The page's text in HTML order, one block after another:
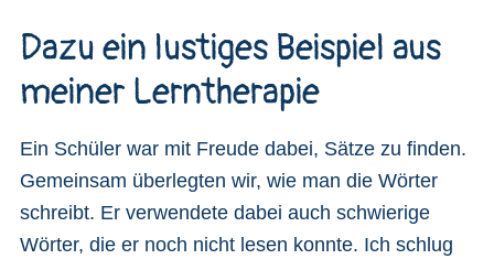
Dazu ein lustiges Beispiel aus
meiner Lerntherapie
Ein Schüler war mit Freude dabei, Sätze zu finden.
Gemeinsam überlegten wir, wie man die Wörter
schreibt. Er verwendete dabei auch schwierige
Wörter, die er noch nicht lesen konnte. Ich schlug